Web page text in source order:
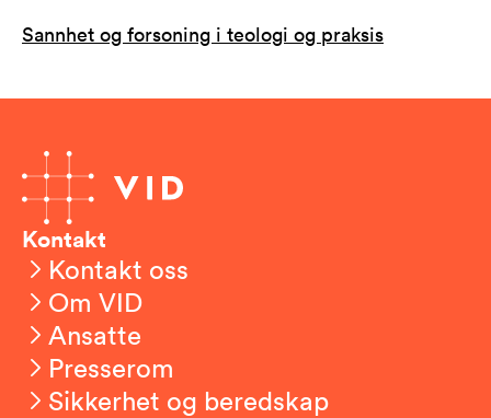
Sannhet og forsoning i teologi og praksis
Kontakt
Kontakt oss
Om VID
Ansatte
Presserom
Sikkerhet og beredskap